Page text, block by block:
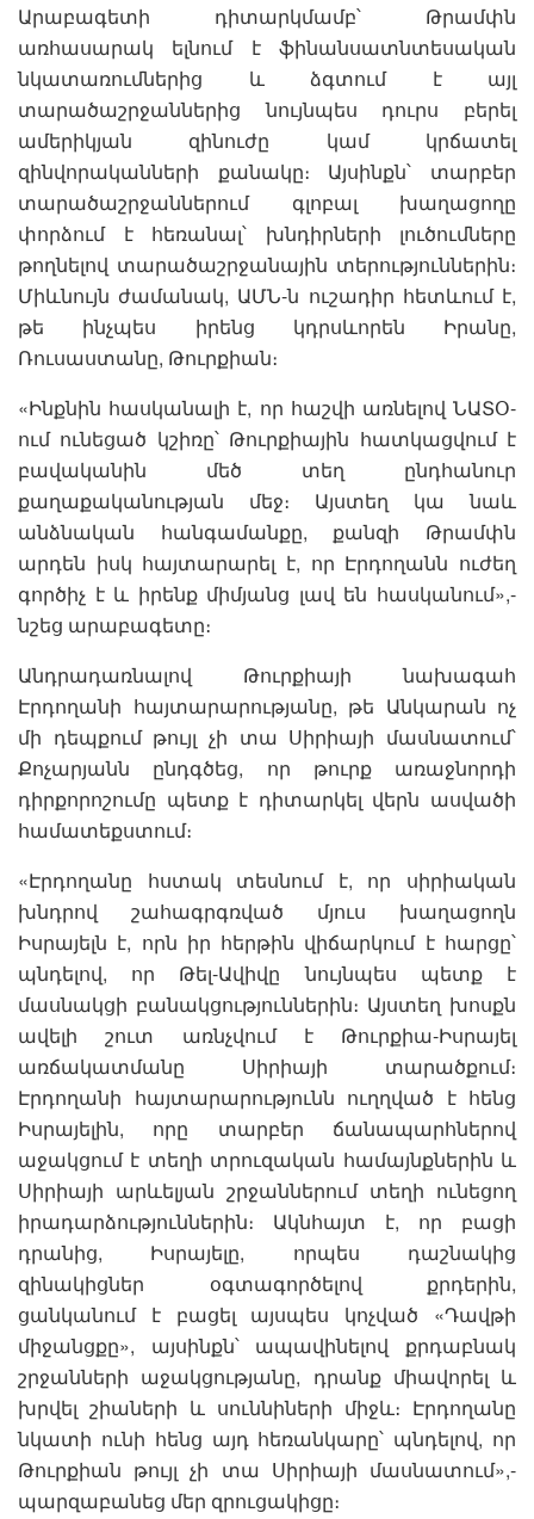
Արաբագետի դիտարկմամբ՝ Թրամփն
առհասարակ ելնում է ֆինանսատնտեսական
նկատառումներից և ձգտում է այլ
տարածաշրջաններից նույնպես դուրս բերել
ամերիկյան զինուժը կամ կրճատել
զինվորականների քանակը։ Այսինքն՝ տարբեր
տարածաշրջաններում գլոբալ խաղացողը
փորձում է հեռանալ՝ խնդիրների լուծումները
թողնելով տարածաշրջանային տերություններին։
Միևնույն ժամանակ, ԱՄՆ-ն ուշադիր հետևում է,
թե ինչպես իրենց կդրսևորեն Իրանը,
Ռուսաստանը, Թուրքիան։
«Ինքնին հասկանալի է, որ հաշվի առնելով ՆԱՏՕ-
ում ունեցած կշիռը՝ Թուրքիային հատկացվում է
բավականին մեծ տեղ ընդհանուր
քաղաքականության մեջ։ Այստեղ կա նաև
անձնական հանգամանքը, քանզի Թրամփն
արդեն իսկ հայտարարել է, որ Էրդողանն ուժեղ
գործիչ է և իրենք միմյանց լավ են հասկանում»,-
նշեց արաբագետը։
Անդրադառնալով Թուրքիայի նախագահ
Էրդողանի հայտարարությանը, թե Անկարան ոչ
մի դեպքում թույլ չի տա Սիրիայի մասնատում՝
Քոչարյանն ընդգծեց, որ թուրք առաջնորդի
դիրքորոշումը պետք է դիտարկել վերն ասվածի
համատեքստում։
«Էրդողանը հստակ տեսնում է, որ սիրիական
խնդրով շահագրգռված մյուս խաղացողն
Իսրայելն է, որն իր հերթին վիճարկում է հարցը՝
պնդելով, որ Թել-Ավիվը նույնպես պետք է
մասնակցի բանակցություններին։ Այստեղ խոսքն
ավելի շուտ առնչվում է Թուրքիա-Իսրայել
առճակատմանը Սիրիայի տարածքում։
Էրդողանի հայտարարությունն ուղղված է հենց
Իսրայելին, որը տարբեր ճանապարհներով
աջակցում է տեղի տրուզական համայնքներին և
Սիրիայի արևելյան շրջաններում տեղի ունեցող
իրադարձություններին։ Ակնհայտ է, որ բացի
դրանից, Իսրայելը, որպես դաշնակից
զինակիցներ օգտագործելով քրդերին,
ցանկանում է բացել այսպես կոչված «Դավթի
միջանցքը», այսինքն՝ ապավինելով քրդաբնակ
շրջանների աջակցությանը, դրանք միավորել և
խրվել շիաների և սուննիների միջև։ Էրդողանը
նկատի ունի հենց այդ հեռանկարը՝ պնդելով, որ
Թուրքիան թույլ չի տա Սիրիայի մասնատում»,-
պարզաբանեց մեր զրուցակիցը։